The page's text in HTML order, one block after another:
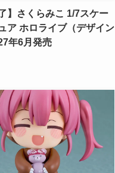
】さくらみこ 1/7スケー
ア ホロライブ（デザイン
年6月発売